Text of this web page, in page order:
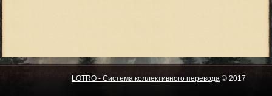
LOTRO - Система коллективного перевода © 2017